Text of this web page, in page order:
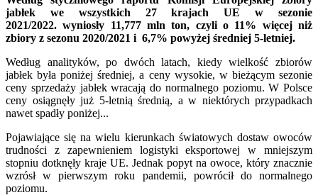
jabłek we wszystkich 27 krajach UE w sezonie
2021/2022. wyniosły 11,777 mln ton, czyli o 11% więcej niż
zbiory z sezonu 2020/2021 i 6,7% powyżej średniej 5-letniej.
Według analityków, po dwóch latach, kiedy wielkość zbiorów
jabłek była poniżej średniej, a ceny wysokie, w bieżącym sezonie
ceny sprzedaży jabłek wracają do normalnego poziomu. W Polsce
ceny osiągnęły już 5-letnią średnią, a w niektórych przypadkach
nawet spadły poniżej...
Pojawiające się na wielu kierunkach światowych dostaw owoców
trudności z zapewnieniem logistyki eksportowej w mniejszym
stopniu dotknęły kraje UE. Jednak popyt na owoce, który znacznie
wzrósł w pierwszym roku pandemii, powrócił do normalnego
poziomu.